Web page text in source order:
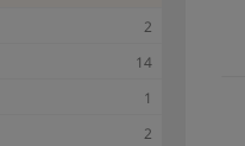
2
14
1
2